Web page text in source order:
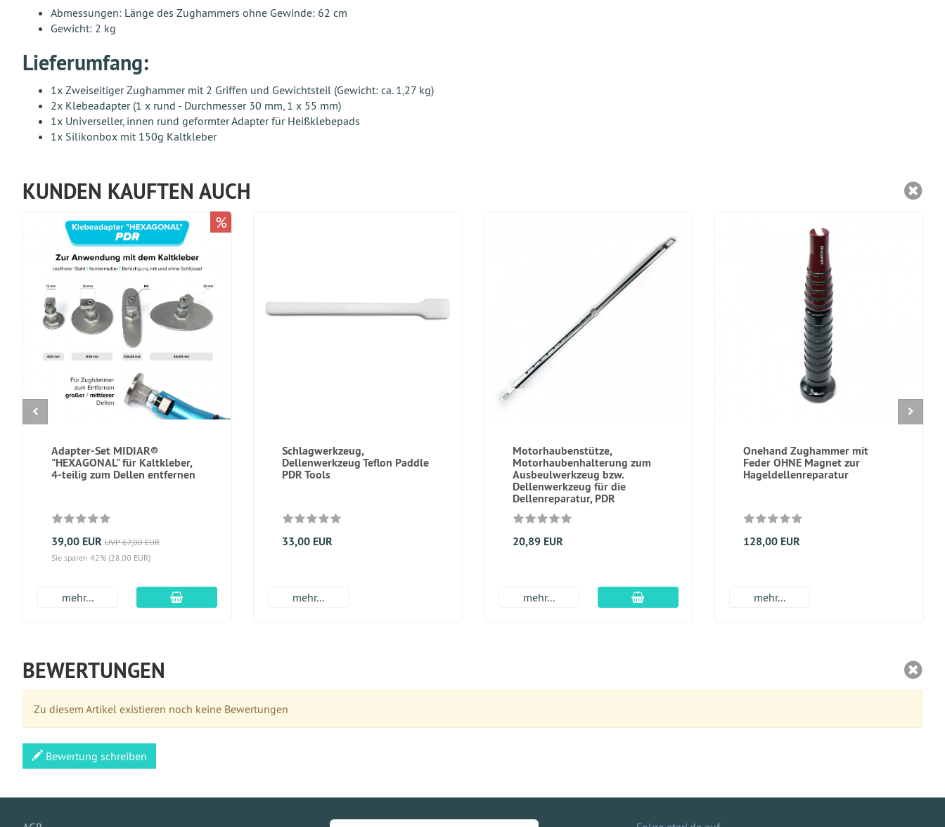
Abmessungen: Länge des Zughammers ohne Gewinde: 62 cm
Gewicht: 2 kg
Lieferumfang:
1x Zweiseitiger Zughammer mit 2 Griffen und Gewichtsteil (Gewicht: ca. 1,27 kg)
2x Klebeadapter (1 x rund - Durchmesser 30 mm, 1 x 55 mm)
1x Universeller, innen rund geformter Adapter für Heißklebepads
1x Silikonbox mit 150g Kaltkleber
KUNDEN KAUFTEN AUCH
Adapter-Set MIDIAR®
"HEXAGONAL" für Kaltkleber,
4-teilig zum Dellen entfernen
39,00 EUR UVP 67,00 EUR
Sie sparen 42% (28,00 EUR)
mehr... In den Warenkorb
%
Schlagwerkzeug,
Dellenwerkzeug Teflon Paddle
PDR Tools
33,00 EUR
mehr...
Motorhaubenstütze,
Motorhaubenhalterung zum
Ausbeulwerkzeug bzw.
Dellenwerkzeug für die
Dellenreparatur, PDR
20,89 EUR
mehr... In den Warenkorb
Onehand Zughammer mit
Feder OHNE Magnet zur
Hageldellenreparatur
128,00 EUR
mehr...
BEWERTUNGEN
Zu diesem Artikel existieren noch keine Bewertungen
Bewertung schreiben